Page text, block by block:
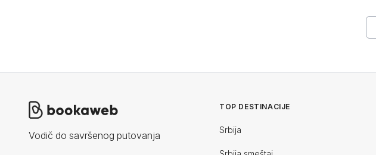
Vodič do savršenog putovanja
TOP DESTINACIJE
Srbija